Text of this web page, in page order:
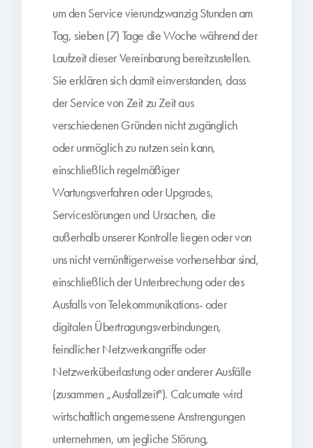
um den Service vierundzwanzig Stunden am
Tag, sieben (7) Tage die Woche während der
Laufzeit dieser Vereinbarung bereitzustellen.
Sie erklären sich damit einverstanden, dass
der Service von Zeit zu Zeit aus
verschiedenen Gründen nicht zugänglich
oder unmöglich zu nutzen sein kann,
einschließlich regelmäßiger
Wartungsverfahren oder Upgrades,
Servicestörungen und Ursachen, die
außerhalb unserer Kontrolle liegen oder von
uns nicht vernünftigerweise vorhersehbar sind,
einschließlich der Unterbrechung oder des
Ausfalls von Telekommunikations- oder
digitalen Übertragungsverbindungen,
feindlicher Netzwerkangriffe oder
Netzwerküberlastung oder anderer Ausfälle
(zusammen „Ausfallzeit"). Calcumate wird
wirtschaftlich angemessene Anstrengungen
unternehmen, um jegliche Störung,